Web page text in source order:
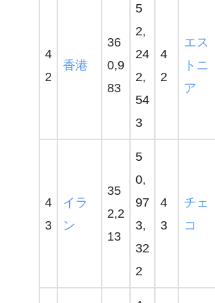
4
2
香港
36
0,9
83
5
2,
24
2,
54
3
4
2
エス
トニ
ア
4
3
イラ
ン
35
2,2
13
5
0,
97
3,
32
2
4
3
チェ
コ